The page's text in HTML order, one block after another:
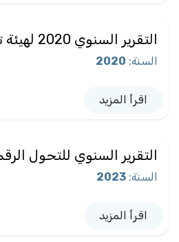
التقرير السنوي 2020 لهيئة تقنية المعلومات
السنة:
2020
اقرأ المزيد
التقرير السنوي للتحول الرقمي
السنة:
2023
اقرأ المزيد